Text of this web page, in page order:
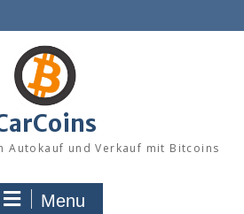
Autokauf und Verkauf mit Bitcoins
Menu